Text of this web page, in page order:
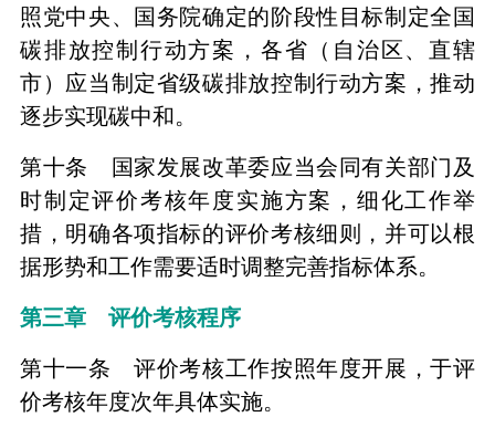
照党中央、国务院确定的阶段性目标制定全国
碳排放控制行动方案，各省（自治区、直辖
市）应当制定省级碳排放控制行动方案，推动
逐步实现碳中和。
第十条 国家发展改革委应当会同有关部门及
时制定评价考核年度实施方案，细化工作举
措，明确各项指标的评价考核细则，并可以根
据形势和工作需要适时调整完善指标体系。
第三章 评价考核程序
第十一条 评价考核工作按照年度开展，于评
价考核年度次年具体实施。